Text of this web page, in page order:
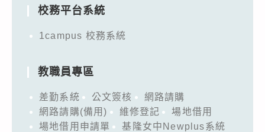
校務平台系統
1campus 校務系統
教職員專區
差勤系統 公文簽核
網路請購
網路請購(備用)
維修登記
場地借用
場地借用申請單
基隆女中Newplus系統